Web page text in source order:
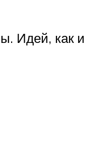
Идей, как и